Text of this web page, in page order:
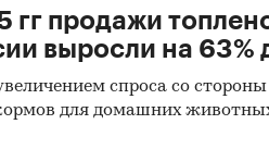
гг продажи
выросли на 63%
спроса со
для домашних